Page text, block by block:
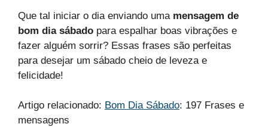
Que tal iniciar o dia enviando uma mensagem de
bom dia sábado para espalhar boas vibrações e
fazer alguém sorrir? Essas frases são perfeitas
para desejar um sábado cheio de leveza e
felicidade!
Artigo relacionado: Bom Dia Sábado: 197 Frases e
mensagens​